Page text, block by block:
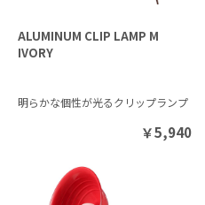
ALUMINUM CLIP LAMP M
IVORY
明らかな個性が光るクリップランプ
￥5,940